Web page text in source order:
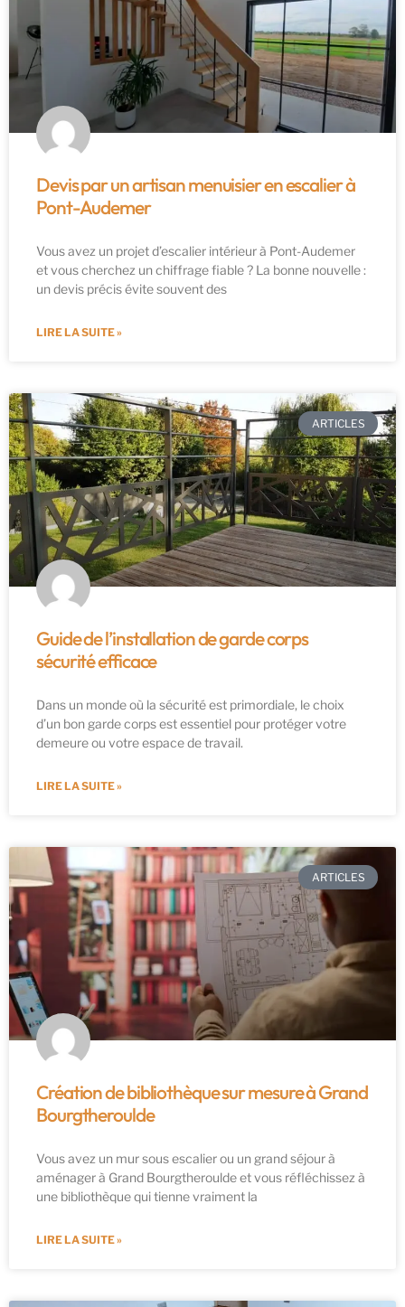
Devis par un artisan menuisier en escalier à
Pont-Audemer
Vous avez un projet d’escalier intérieur à Pont-Audemer
et vous cherchez un chiffrage fiable ? La bonne nouvelle :
un devis précis évite souvent des
LIRE LA SUITE »
ARTICLES
Guide de l’installation de garde corps
sécurité efficace
Dans un monde où la sécurité est primordiale, le choix
d’un bon garde corps est essentiel pour protéger votre
demeure ou votre espace de travail.
LIRE LA SUITE »
ARTICLES
Création de bibliothèque sur mesure à Grand
Bourgtheroulde
Vous avez un mur sous escalier ou un grand séjour à
aménager à Grand Bourgtheroulde et vous réfléchissez à
une bibliothèque qui tienne vraiment la
LIRE LA SUITE »